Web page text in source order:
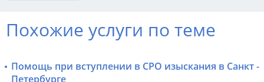
Похожие услуги по теме
Помощь при вступлении в СРО изыскания в Санкт -
Петербурге